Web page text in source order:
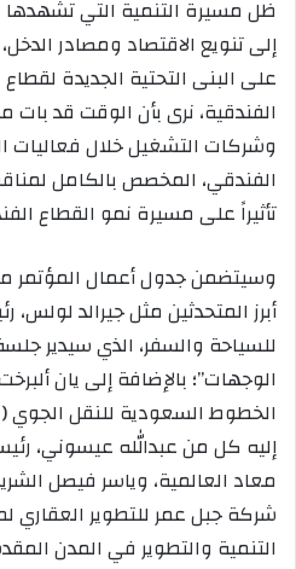
ظل مسيرة التنمية التي تشهدها
إلى تنويع الاقتصاد ومصادر
على البنى التحتية الجديدة
الفندقية، نرى بأن الوقت قد بات
وشركات التشغيل خلال فعاليات
الفندقي، المخصص بالكامل
تأثيراً على مسيرة نمو القطاع
وسيتضمن جدول أعمال المؤتمر
أبرز المتحدثين مثل جيرالد
للسياحة والسفر، الذي سيدير
الوجهات”؛ بالإضافة إلى يان
الخطوط السعودية للنقل الجوي
إليه كل من عبدالله عيسوني،
معاد العالمية، وياسر فيصل
شركة جبل عمر للتطوير
التنمية والتطوير في المدن